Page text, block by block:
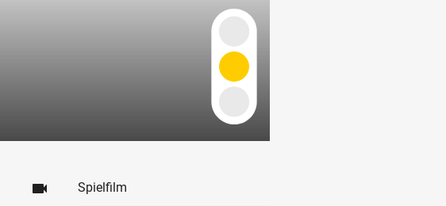
videocam Spielfilm